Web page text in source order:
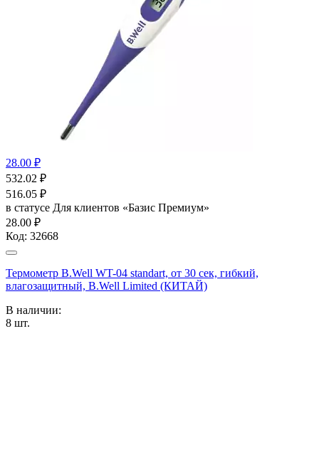
28.00 ₽
532.02 ₽
516.05 ₽
в статусе Для клиентов «Базис Премиум»
28.00 ₽
Код: 32668
Термометр B.Well WT-04 standart, от 30 сек, гибкий,
влагозащитный, B.Well Limited (КИТАЙ)
В наличии:
8 шт.